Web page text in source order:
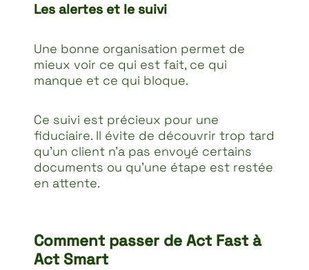
Les alertes et le suivi
Une bonne organisation permet de
mieux voir ce qui est fait, ce qui
manque et ce qui bloque.
Ce suivi est précieux pour une
fiduciaire. Il évite de découvrir trop tard
qu’un client n’a pas envoyé certains
documents ou qu’une étape est restée
en attente.
Comment passer de Act Fast à
Act Smart